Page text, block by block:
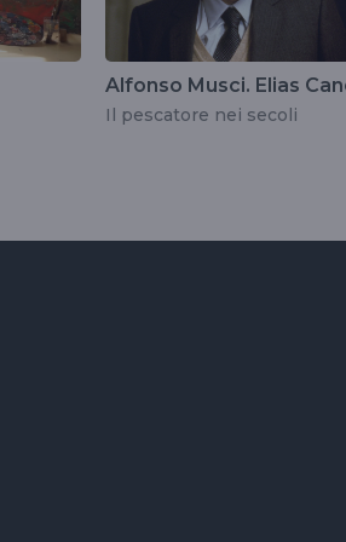
Alfonso Musci. Elias
Il pescatore nei secoli